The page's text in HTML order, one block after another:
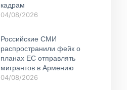
кадрам
04/08/2026
Российские СМИ
распространили фейк о
планах ЕС отправлять
мигрантов в Армению
04/08/2026